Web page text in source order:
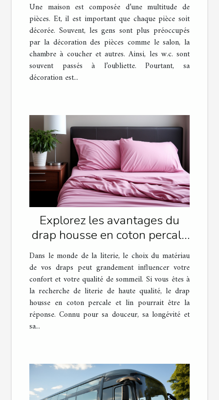
Une maison est composée d’une multitude de
pièces. Et, il est important que chaque pièce soit
décorée. Souvent, les gens sont plus préoccupés
par la décoration des pièces comme le salon, la
chambre à coucher et autres. Ainsi, les w.c. sont
souvent passés à l’oubliette. Pourtant, sa
décoration est...
Explorez les avantages du
drap housse en coton percale
et lin pour une literie
confortable
Dans le monde de la literie, le choix du matériau
de vos draps peut grandement influencer votre
confort et votre qualité de sommeil. Si vous êtes à
la recherche de literie de haute qualité, le drap
housse en coton percale et lin pourrait être la
réponse. Connu pour sa douceur, sa longévité et
sa...